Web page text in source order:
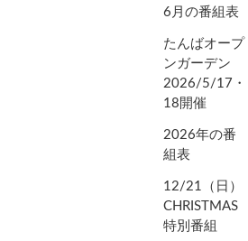
6月の番組表
たんばオープ
ンガーデン
2026/5/17・
18開催
2026年の番
組表
12/21（日）
CHRISTMAS
特別番組